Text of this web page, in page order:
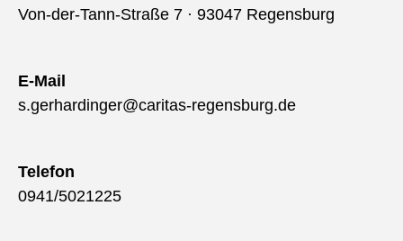
Von-der-Tann-Straße 7 · 93047 Regensburg
E-Mail
s.gerhardinger@caritas-regensburg.de
Telefon
0941/5021225